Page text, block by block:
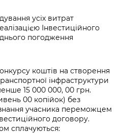
усіх витрат
Інвестиційного
погодження
коштів на створення
інфраструктури
15 000 000, 00 грн.
00 копійок) без
учасника переможцем
договору.
сплачуються: